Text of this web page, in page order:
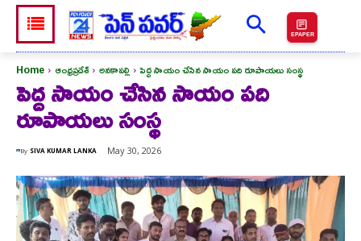
EPAPER
Home ఆంధ్రప్రదేశ్ అనకాపల్లి పెద్ద సాయం చేసిన సాయం పది రూపాయలు సంస్థ
పెద్ద సాయం చేసిన సాయం పది
రూపాయలు సంస్థ
By SIVA KUMAR LANKA May 30, 2026